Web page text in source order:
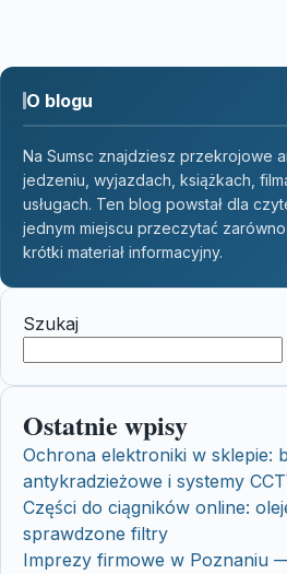
O blogu
Na Sumsc znajdziesz przekrojowe
jedzeniu, wyjazdach, książkach,
usługach. Ten blog powstał dla
jednym miejscu przeczytać
krótki materiał informacyjny.
Szukaj
Ostatnie wpisy
Ochrona elektroniki w sklepie:
antykradzieżowe i systemy
Części do ciągników online:
sprawdzone filtry
Imprezy firmowe w Poznaniu